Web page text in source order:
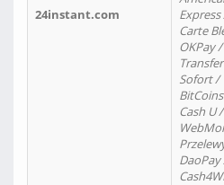
24instant.com
Express
Carte
OKPay
Sofort /
Cash U /
DaoPay